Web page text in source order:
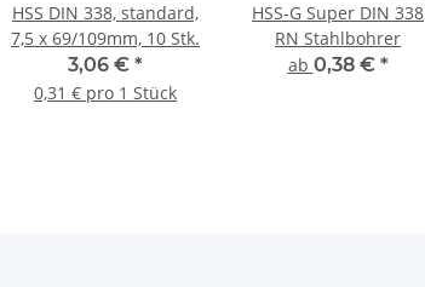
HSS DIN 338, standard,
7,5 x 69/109mm, 10 Stk.
3,06 € *
0,31 € pro 1 Stück
HSS-G Super DIN 338
RN Stahlbohrer
ab 0,38 € *